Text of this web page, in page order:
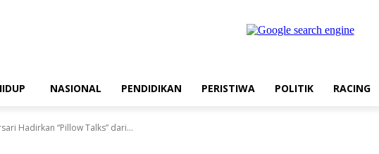
NASIONAL PENDIDIKAN PERISTIWA POLITIK RACING
Hadirkan “Pillow Talks” dari...